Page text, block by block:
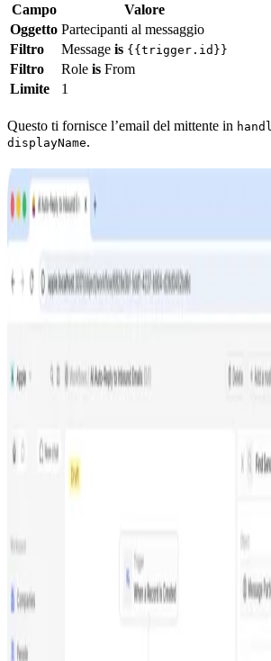
Campo
Valore
Oggetto Partecipanti al messaggio
Filtro
Message is {{trigger.id}}
Filtro Role is From
Limite
1
Questo ti fornisce l’email del mittente in
displayName.